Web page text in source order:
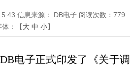
信息来源： DB电子 阅读次数： 779
体：【大 中 小】
电子正式印发了《关于调